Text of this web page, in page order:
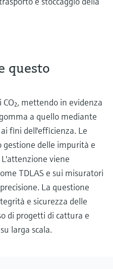
questo
mettendo in evidenza
a quello mediante
fini dell'efficienza. Le
delle impurità e
viene
TDLAS e sui misuratori
La questione
e sicurezza delle
di progetti di cattura e
larga scala.